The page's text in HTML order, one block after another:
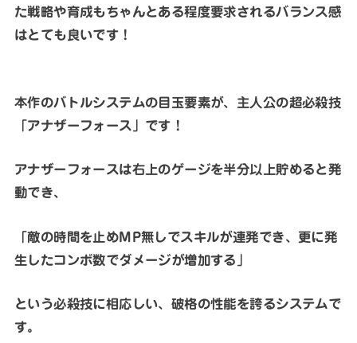
た戦略や育成もちゃんとある程度要求されるバランス感
はとても良いです！
本作のバトルシステムの目玉要素が、主人公の超必殺技
「アナザーフォース」です！
アナザーフォースは右上のゲージを半分以上貯めると発
動でき、
「敵の時間を止めMP無しでスキルが連発でき、更に発
生したコンボ数でダメージが増加する」
という必殺技に相応しい、破格の性能を誇るシステムで
す。